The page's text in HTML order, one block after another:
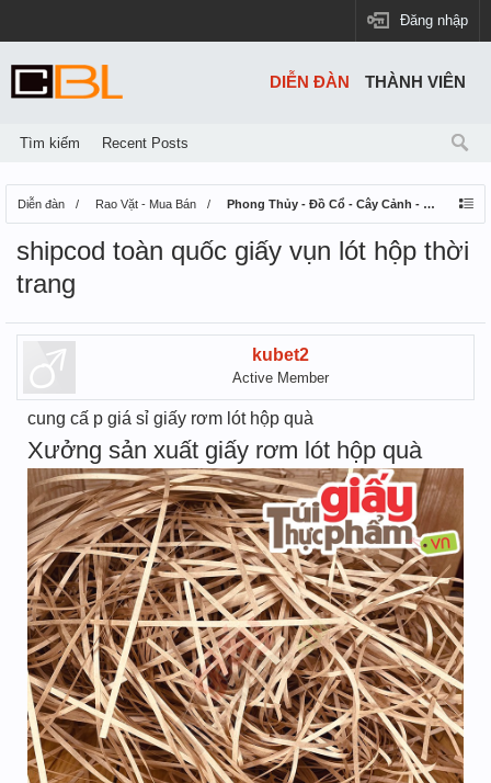
Đăng nhập
Diễn đàn Rao Vặt - Mua Bán Phong Thủy - Đồ Cổ - Cây Cảnh - Thú Nuôi
shipcod toàn quốc giấy vụn lót hộp thời
trang
kubet2
Active Member
cung cấ p giá sỉ giấy rơm lót hộp quà
Xưởng sản xuất giấy rơm lót hộp quà
DIỄN ĐÀN
Tìm kiếm Recent Posts
THÀNH VIÊN